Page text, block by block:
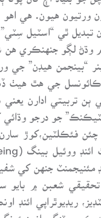
ورتيون هيون. هي
ڪم وڌڻ لڳو
استادن جي ٻن تربيتي
چئن فئڪلٽين،کوڙ
مئنيجمنٽ جنهن کي
شعبن ۾ بايو
ريڊيوٿراپي
ڪمپيوٽنگ،